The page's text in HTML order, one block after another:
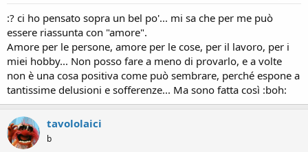
:? ci ho pensato sopra un bel po'... mi sa che per me può
essere riassunta con "amore".
Amore per le persone, amore per le cose, per il lavoro, per i
miei hobby... Non posso fare a meno di provarlo, e a volte
non è una cosa positiva come può sembrare, perché espone a
tantissime delusioni e sofferenze... Ma sono fatta così :boh:
tavololaici
b